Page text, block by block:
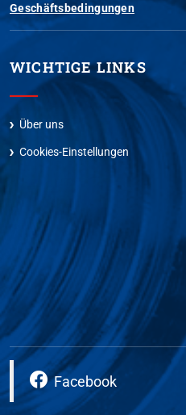
Geschäftsbedingungen
WICHTIGE LINKS
Über uns
Cookies-Einstellungen
Facebook